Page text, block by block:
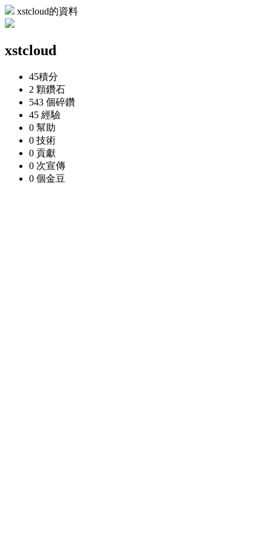
xstcloud的資料
xstcloud
45積分
2 顆鑽石
543 個碎鑽
45 經驗
0 幫助
0 技術
0 貢獻
0 次宣傳
0 個金豆